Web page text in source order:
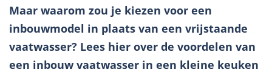
Maar waarom zou je kiezen voor een
inbouwmodel in plaats van een vrijstaande
vaatwasser? Lees hier over de voordelen van
een inbouw vaatwasser in een kleine keuken